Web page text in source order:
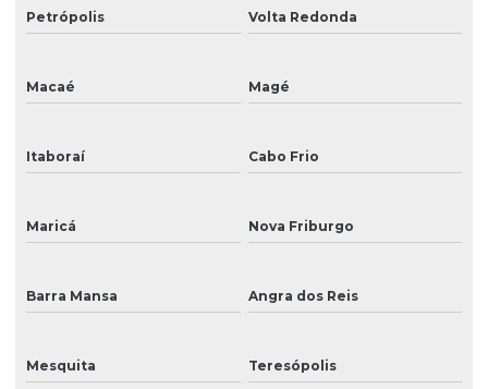
Impressora eco solvente pequena
Impressora de grande formato eco solvente
Impressora para impressão em vinil
Impressora mimaki
Impressora para placas externas
Petrópolis Volta Redonda
Macaé Magé
Itaboraí Cabo Frio
Maricá Nova Friburgo
Barra Mansa Angra dos Reis
Mesquita Teresópolis